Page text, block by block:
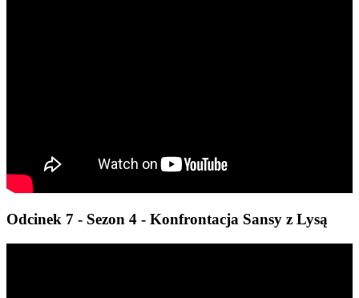
Odcinek 7 - Sezon 4 - Konfrontacja Sansy z Lysą